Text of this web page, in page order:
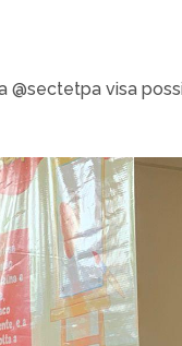
@sectetpa visa